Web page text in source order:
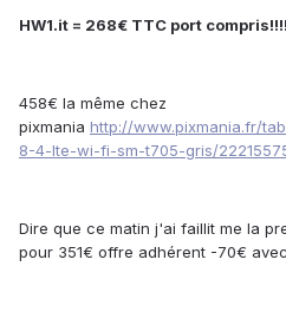
HW1.it = 268€ TTC port compris!!!!
458€ la même chez
pixmania http://www.pixmania.fr/
8-4-lte-wi-fi-sm-t705-gris/
Dire que ce matin j'ai faillit me la
pour 351€ offre adhérent -70€ avec